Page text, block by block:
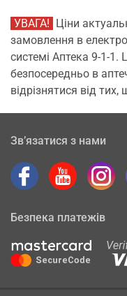
УВАГА! Ціни
замовлення в
системі Аптека 9-1-1.
безпосередньо в
відрізнятися від тих,
Зв’язатися з нами
Безпека платежів